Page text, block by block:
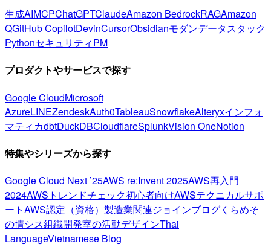
生成AIMCPChatGPTClaudeAmazon BedrockRAGAmazon
QGitHub CopilotDevinCursorObsidianモダンデータスタック
PythonセキュリティPM
プロダクトやサービスで探す
Google CloudMicrosoft
AzureLINEZendeskAuth0TableauSnowflakeAlteryxインフォ
マティカdbtDuckDBCloudflareSplunkVision OneNotion
特集やシリーズから探す
Google Cloud Next ’25AWS re:Invent 2025AWS再入門
2024AWSトレンドチェック初心者向けAWSテクニカルサポ
ートAWS認定（資格） 製造業関連ジョインブログくらめそ
の情シス組織開発室の活動デザインThai
LanguageVietnamese Blog